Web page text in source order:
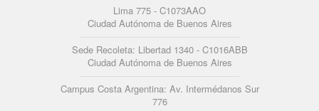
Lima 775 - C1073AAO
Ciudad Autónoma de Buenos Aires
Sede Recoleta: Libertad 1340 - C1016ABB
Ciudad Autónoma de Buenos Aires
Campus Costa Argentina: Av. Intermédanos Sur
776